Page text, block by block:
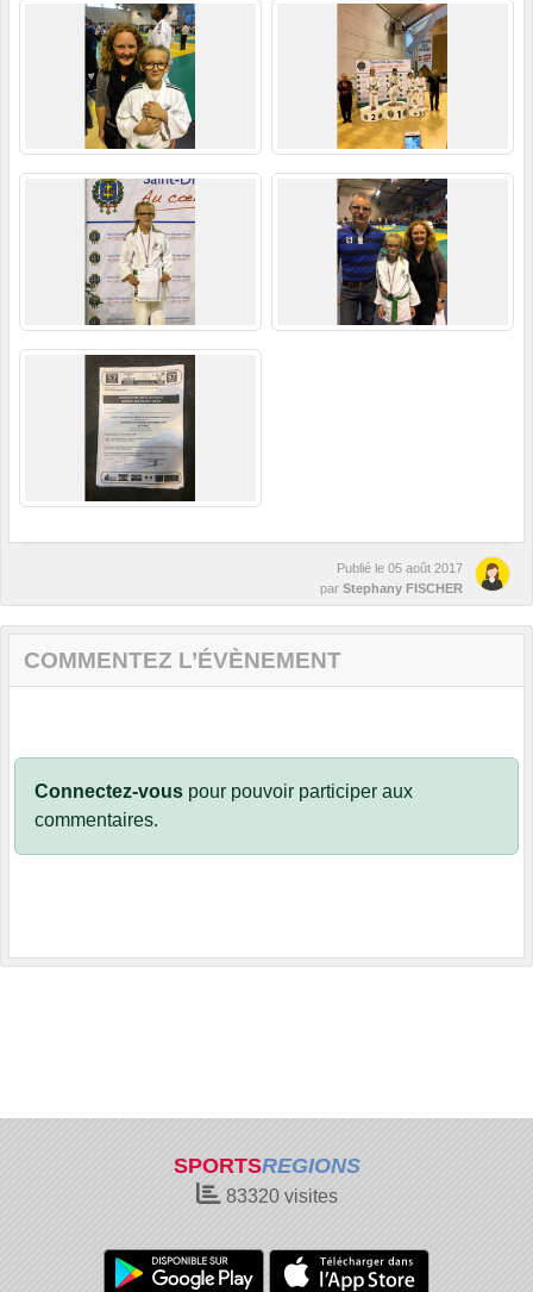
Publié le 05 août 2017
par Stephany FISCHER
COMMENTEZ L’ÉVÈNEMENT
Connectez-vous pour pouvoir participer aux
commentaires.
SPORTSREGIONS
83320visites